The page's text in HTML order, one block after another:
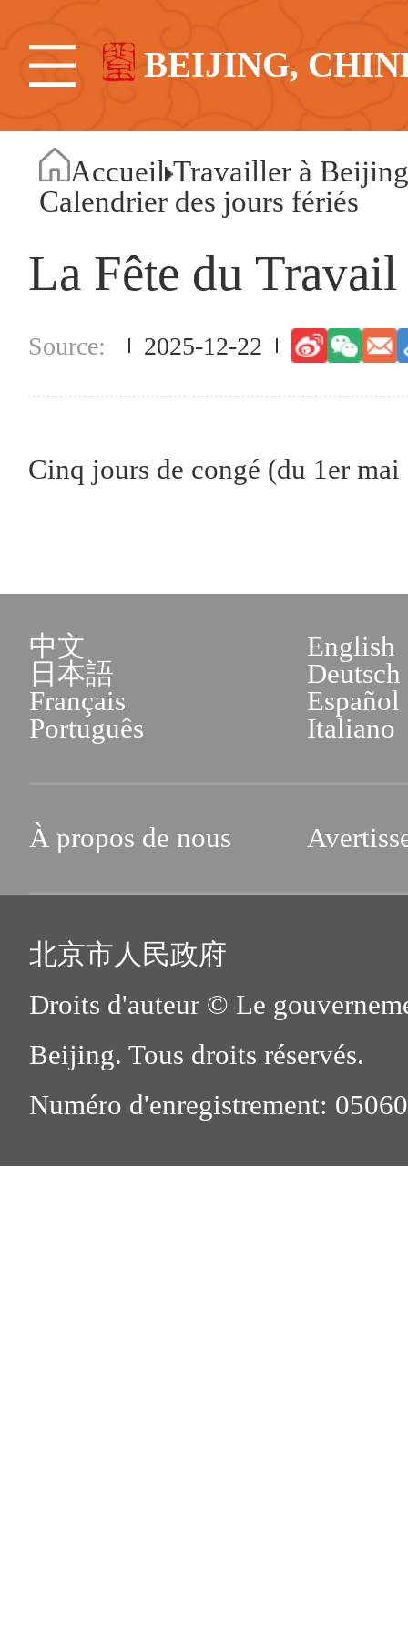
BEIJING,
Accueil Travailler à
Calendrier des jours fériés
La Fête du Travail
2025-12-22
Cinq jours de congé (du 1er mai
中文
English
日本語
Deutsch
Français
Español
Português
Italiano
À propos de nous
北京市人民政府
Droits d'auteur © Le
Beijing. Tous droits réservés.
Numéro d'enregistrement: